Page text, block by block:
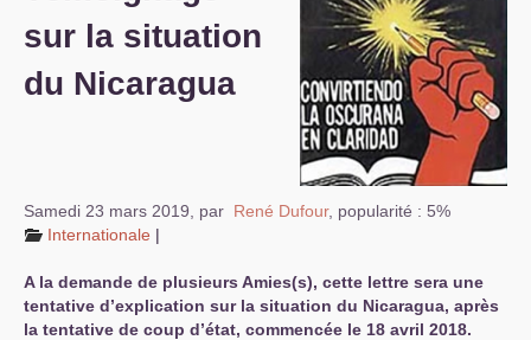
S’organiser
Comprendre...
sur la situation
du Nicaragua
Samedi 23 mars 2019 par René Dufour, popularité : 5%
Internationale |
A la demande de plusieurs Amies(s), cette lettre sera une
tentative d’explication sur la situation du Nicaragua, après
la tentative de coup d’état, commencée le 18 avril 2018.